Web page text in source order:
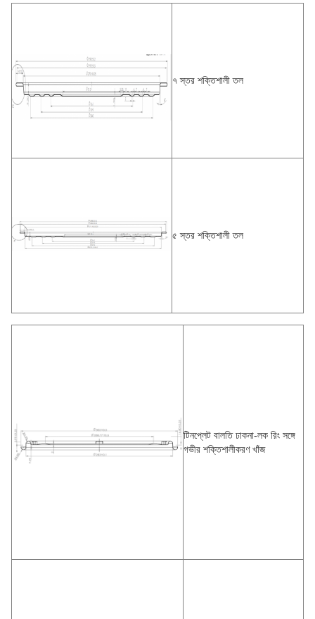
৭ স্তর শক্তিশালী তল
৫ স্তর শক্তিশালী তল
টিনপ্লেট বালতি ঢাকনা-লক রিং সঙ্গে
গভীর শক্তিশালীকরণ খাঁজ